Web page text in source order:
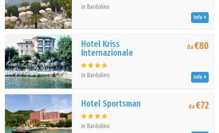
in Bardolino
Info
Hotel Kriss
Internazionale
in Bardolino
da€80
Info
Hotel Sportsman
in Bardolino
da€72